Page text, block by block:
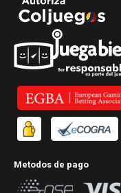
Metodos de pago